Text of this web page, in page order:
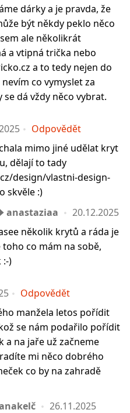
dárky a je pravda, že
být někdy peklo něco
ale několikrát
a vtipná trička nebo
a to tedy nejen do
co vymyslet za
dá vždy něco vybrat.
Odpovědět
mimo jiné udělat kryt
dělají to tady
design/vlastni-design-
skvěle :)
anastaziaa
20.12.2025
několik krytů a ráda je
co mám na sobě,
:-)
Odpovědět
manžela letos pořídit
se nám podařilo pořídit
a na jaře už začneme
mi něco dobrého
co by na zahradě
26.11.2025